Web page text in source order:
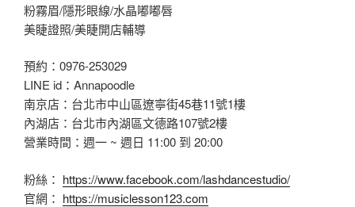
粉霧眉/隱形眼線/水晶嘟嘟唇
美睫證照/美睫開店輔導
預約：0976-253029
LINE id：Annapoodle
南京店：台北市中山區遼寧街45巷11號1樓
內湖店：台北市內湖區文德路107號2樓
營業時間：週一 ~ 週日 11:00 到 20:00
粉絲： https://www.facebook.com/lashdancestudio/
官網： https://musiclesson123.com